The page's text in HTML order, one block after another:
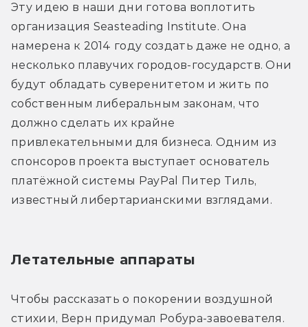
Эту идею в наши дни готова воплотить
организация Seasteading Institute. Она
намерена к 2014 году создать даже не одно, а
несколько плавучих городов-государств. Они
будут обладать суверенитетом и жить по
собственным либеральным законам, что
должно сделать их крайне
привлекательными для бизнеса. Одним из
спонсоров проекта выступает основатель
платёжной системы PayPal Питер Тиль,
известный либертарианскими взглядами.
Летательные аппараты
Чтобы рассказать о покорении воздушной
стихии, Верн придумал Робура-завоевателя.